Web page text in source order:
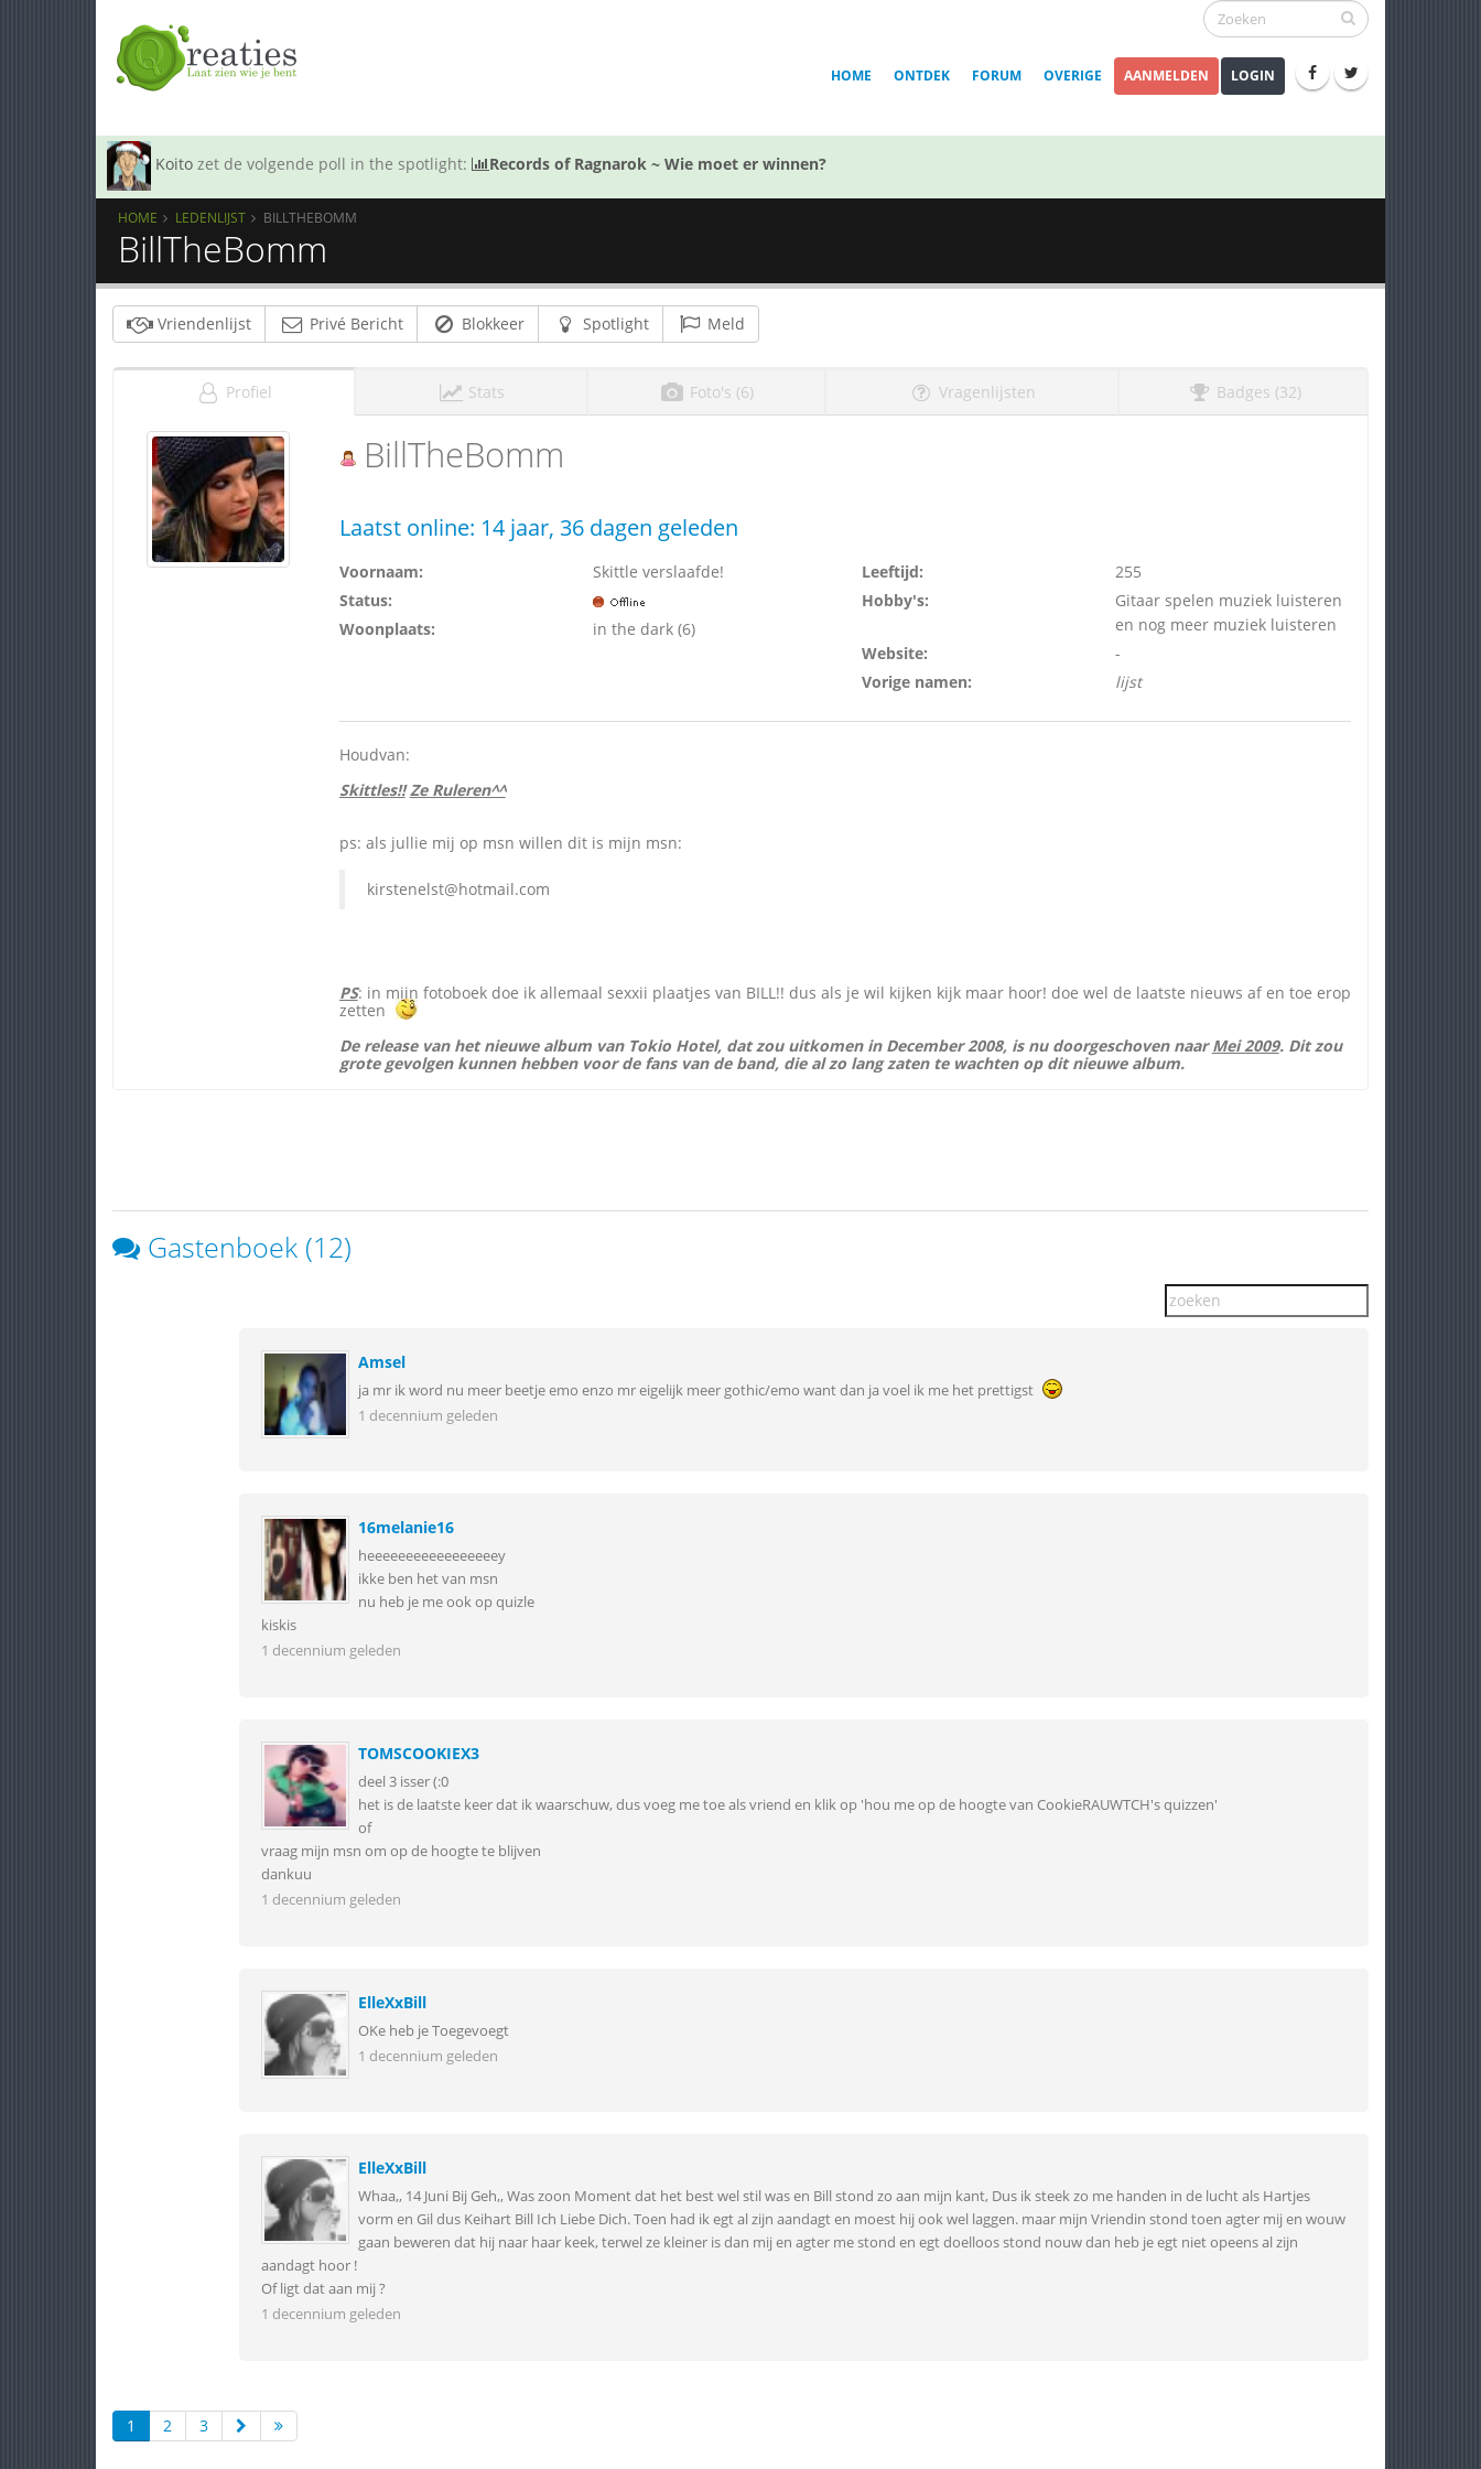
HOME ONTDEK FORUM OVERIGE AANMELDEN LOGIN
Koito zet de volgende poll in the spotlight: Records of Ragnarok ~ Wie moet er winnen?
HOME LEDENLIJST BILLTHEBOMM
BillTheBomm
Vriendenlijst Privé Bericht Blokkeer Spotlight Meld
Profiel Stats Foto's (6) Vragenlijsten Badges (32)
BillTheBomm
Laatst online: 14 jaar, 36 dagen geleden
Voornaam:
Skittle verslaafde!
Status:
Woonplaats:
in the dark (6)
Leeftijd:
255
Hobby's:
Gitaar spelen muziek luisteren
en nog meer muziek luisteren
Website:
-
Vorige namen:
lijst
Houdvan:
Skittles!! Ze Ruleren^^
ps: als jullie mij op msn willen dit is mijn msn:
kirstenelst@hotmail.com
PS: in mijn fotoboek doe ik allemaal sexxii plaatjes van BILL!! dus als je wil kijken kijk maar hoor! doe wel de laatste nieuws af en toe erop
zetten
De release van het nieuwe album van Tokio Hotel, dat zou uitkomen in December 2008, is nu doorgeschoven naarMei 2009. Dit zou
grote gevolgen kunnen hebben voor de fans van de band, die al zo lang zaten te wachten op dit nieuwe album.
Gastenboek (12)
Amsel
ja mr ik word nu meer beetje emo enzo mr eigelijk meer gothic/emo want dan ja voel ik me het prettigst
1 decennium geleden
16melanie16
heeeeeeeeeeeeeeeeey
ikke ben het van msn
nu heb je me ook op quizle
kiskis
1 decennium geleden
TOMSCOOKIEX3
deel 3 isser (:0
het is de laatste keer dat ik waarschuw, dus voeg me toe als vriend en klik op 'hou me op de hoogte van CookieRAUWTCH's quizzen'
of
vraag mijn msn om op de hoogte te blijven
dankuu
1 decennium geleden
ElleXxBill
OKe heb je Toegevoegt
1 decennium geleden
ElleXxBill
Whaa,, 14 Juni Bij Geh,, Was zoon Moment dat het best wel stil was en Bill stond zo aan mijn kant, Dus ik steek zo me handen in de lucht als Hartjes
vorm en Gil dus Keihart Bill Ich Liebe Dich. Toen had ik egt al zijn aandagt en moest hij ook wel laggen. maar mijn Vriendin stond toen agter mij en wouw
gaan beweren dat hij naar haar keek, terwel ze kleiner is dan mij en agter me stond en egt doelloos stond nouw dan heb je egt niet opeens al zijn
aandagt hoor !
Of ligt dat aan mij ?
1 decennium geleden
1 2 3